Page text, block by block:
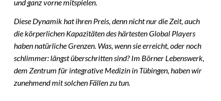
und ganz vorne mitspielen.
Diese Dynamik hat ihren Preis, denn nicht nur die Zeit, auch
die körperlichen Kapazitäten des härtesten Global Players
haben natürliche Grenzen. Was, wenn sie erreicht, oder noch
schlimmer: längst überschritten sind? Im Börner Lebenswerk,
dem Zentrum für integrative Medizin in Tübingen, haben wir
zunehmend mit solchen Fällen zu tun.